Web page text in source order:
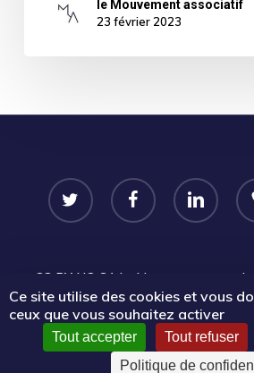
le Mouvement associatif
23 février 2023
twitter facebook linkedin
CC-BY-NC-SA Le Mouvement
Certains droits réservés |Mentions
confidentialité
Ce site utilise des cookies et vous
ceux que vous souhaitez activer
Tout accepter Tout refuser
Politique de